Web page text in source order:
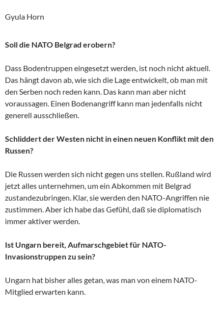
Gyula Horn
Soll die NATO Belgrad erobern?
Dass Bodentruppen eingesetzt werden, ist noch nicht aktuell.
Das hängt davon ab, wie sich die Lage entwickelt, ob man mit
den Serben noch reden kann. Das kann man aber nicht
voraussagen. Einen Bodenangriff kann man jedenfalls nicht
generell ausschließen.
Schliddert der Westen nicht in einen neuen Konflikt mit den
Russen?
Die Russen werden sich nicht gegen uns stellen. Rußland wird
jetzt alles unternehmen, um ein Abkommen mit Belgrad
zustandezubringen. Klar, sie werden den NATO-Angriffen nie
zustimmen. Aber ich habe das Gefühl, daß sie diplomatisch
immer aktiver werden.
Ist Ungarn bereit, Aufmarschgebiet für NATO-
Invasionstruppen zu sein?
Ungarn hat bisher alles getan, was man von einem NATO-
Mitglied erwarten kann.